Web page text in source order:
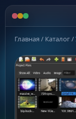
Главная / Каталог/